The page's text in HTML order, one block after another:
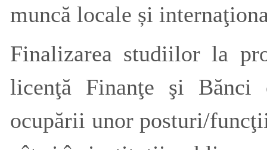
muncă locale și
Finalizarea studiilor la
licenţă Finanţe şi Bănci
ocupării unor posturi/